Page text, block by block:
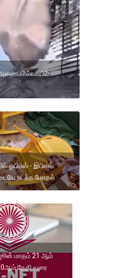
அணைகால்வாயில்
ஓபிஎஸ் - இபிஎஸ்
நடந்த மோதல்
ஜூன் மாதம் 21 ஆம்
தேதி வரை